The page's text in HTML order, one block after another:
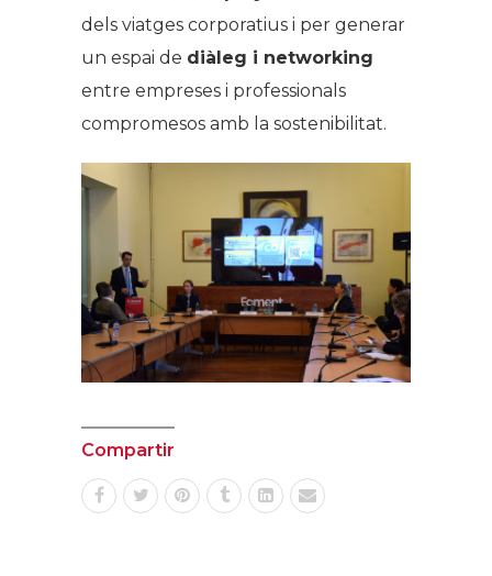
dels viatges corporatius i per generar
un espai de diàleg i networking
entre empreses i professionals
compromesos amb la sostenibilitat.
Compartir